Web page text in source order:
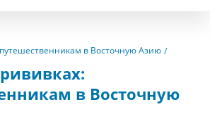
в Восточную Азию
в Восточную